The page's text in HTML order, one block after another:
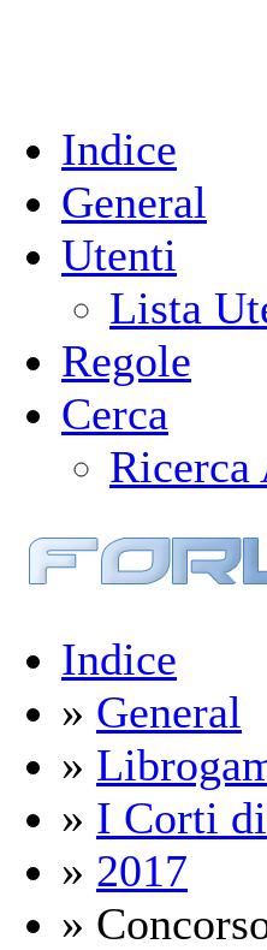
Indice
General
Utenti
Lista
Regole
Cerca
Ricerca
Indice
» General
»
» I Corti
» 2017
»